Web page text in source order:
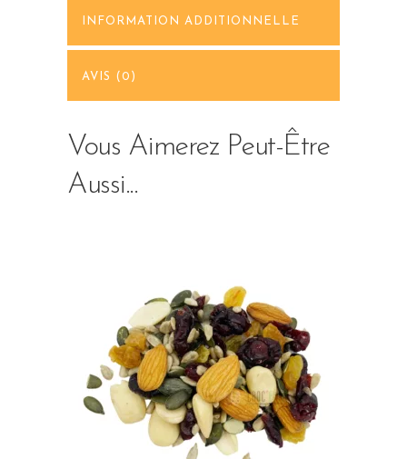
INFORMATION ADDITIONNELLE
AVIS (0)
Vous Aimerez Peut-Être
Aussi...